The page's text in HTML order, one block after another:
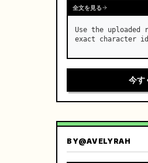
全文を見る
Use the uploaded
exact character
今す
BY@AVELYRAH